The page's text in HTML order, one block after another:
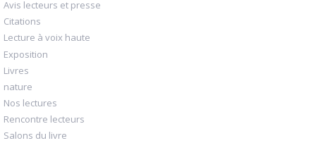
Avis lecteurs et presse
Citations
Lecture à voix haute
Exposition
Livres
nature
Nos lectures
Rencontre lecteurs
Salons du livre